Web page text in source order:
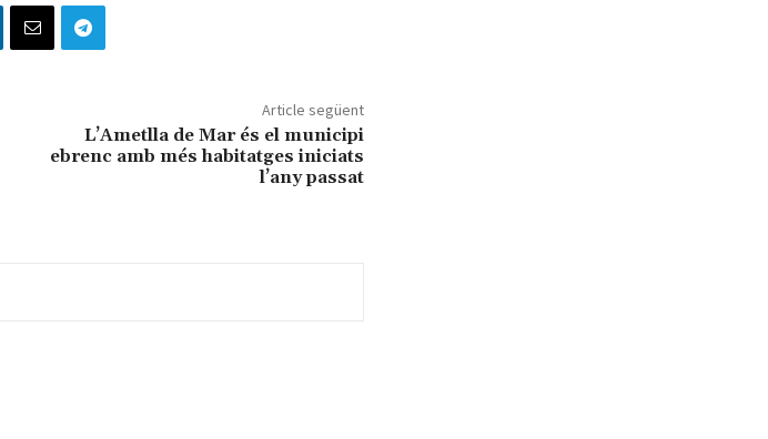
Article següent
L’Ametlla de Mar és el municipi
ebrenc amb més habitatges iniciats
l’any passat